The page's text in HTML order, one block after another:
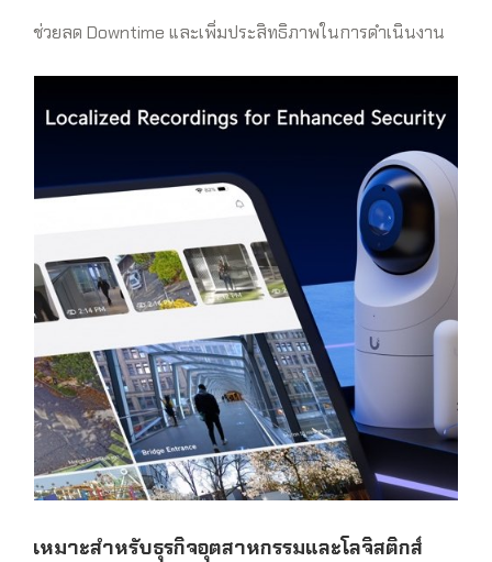
ช่วยลด Downtime และเพิ่มประสิทธิภาพในการดำเนินงาน
เหมาะสำหรับธุรกิจอุตสาหกรรมและโลจิสติกส์